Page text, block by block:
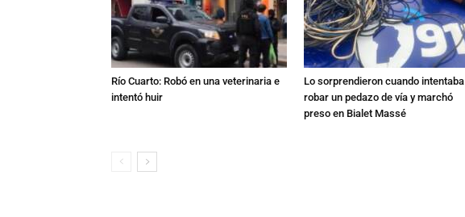
Río Cuarto: Robó en una veterinaria e
intentó huir
Lo sorprendieron cuando intentaba
robar un pedazo de vía y marchó
preso en Bialet Massé